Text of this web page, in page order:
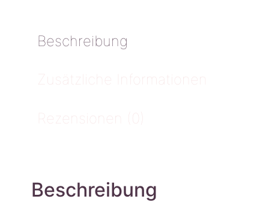
Beschreibung
Zusätzliche Informationen
Beschreibung